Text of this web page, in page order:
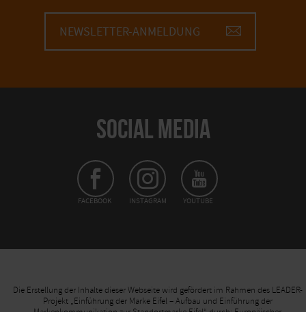
NEWSLETTER-ANMELDUNG
SOCIAL MEDIA
FACEBOOK INSTAGRAM YOUTUBE
Die Erstellung der Inhalte dieser Webseite wird gefördert im Rahmen des LEADER-
Projekt „Einführung der Marke Eifel – Aufbau und Einführung der